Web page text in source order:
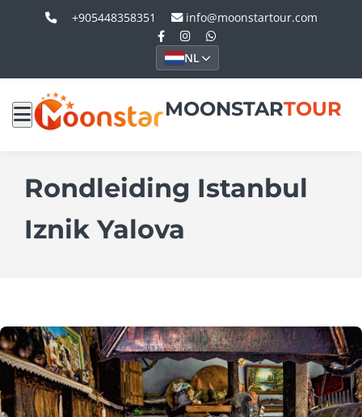
+905448358351 info@moonstartour.com
NL
MOONSTARTOUR
Rondleiding Istanbul
Iznik Yalova